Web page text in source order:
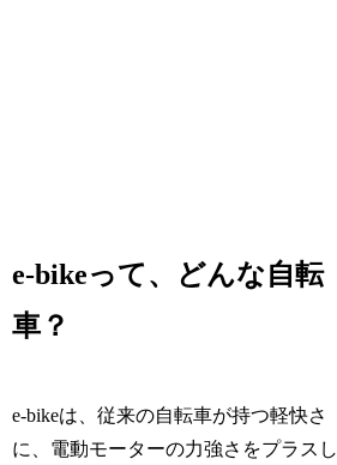
e-bikeって、どんな自転
車？
e-bikeは、従来の自転車が持つ軽快さ
に、電動モーターの力強さをプラスし